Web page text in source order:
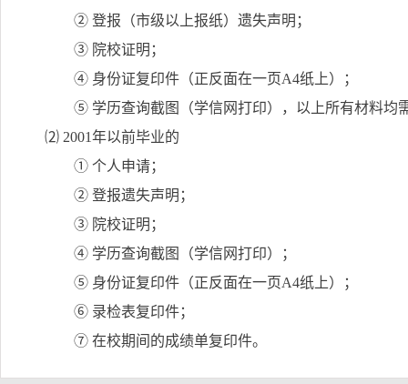
② 登报（市级以上报纸）遗失声明；
③ 院校证明；
④ 身份证复印件（正反面在一页A4纸上）；
⑤ 学历查询截图（学信网打印），以上所有材料均
⑵ 2001年以前毕业的
① 个人申请；
② 登报遗失声明；
③ 院校证明；
④ 学历查询截图（学信网打印）；
⑤ 身份证复印件（正反面在一页A4纸上）；
⑥ 录检表复印件；
⑦ 在校期间的成绩单复印件。